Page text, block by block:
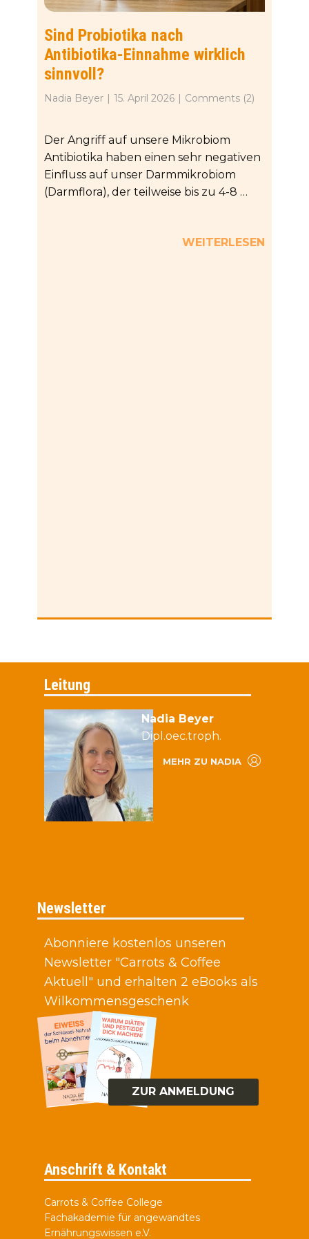
Sind Probiotika nach
Antibiotika-Einnahme wirklich
sinnvoll?
Nadia Beyer 15. April 2026 Comments (2)
Der Angriff auf unsere Mikrobiom
Antibiotika haben einen sehr negativen
Einfluss auf unser Darmmikrobiom
(Darmflora), der teilweise bis zu 4-8 …
WEITERLESEN
Leitung
Nadia Beyer
Dipl.oec.troph.
MEHR ZU NADIA
Newsletter
Abonniere kostenlos unseren
Newsletter "Carrots & Coffee
Aktuell" und erhalten 2 eBooks als
Wilkommensgeschenk
ZUR ANMELDUNG
Anschrift & Kontakt
Carrots & Coffee College
Fachakademie für angewandtes
Ernährungswissen e.V.